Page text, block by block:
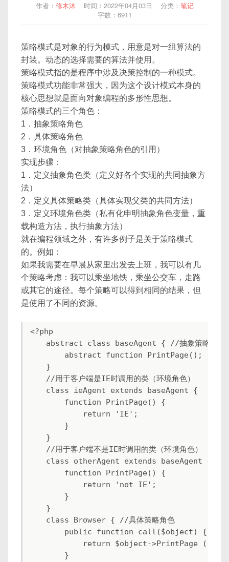
作者： 修木沐 时间：2022年04月03日 分类： 笔记
字数：6911
策略模式是对象的行为模式，用意是对一组算法的
封装。动态的选择需要的算法并使用。
策略模式指的是程序中涉及决策控制的一种模式。
策略模式功能非常强大，因为这个设计模式本身的
核心思想就是面向对象编程的多形性思想。
策略模式的三个角色：
1．抽象策略角色
2．具体策略角色
3．环境角色（对抽象策略角色的引用）
实现步骤：
1．定义抽象角色类（定义好各个实现的共同抽象方
法）
2．定义具体策略类（具体实现父类的共同方法）
3．定义环境角色类（私有化申明抽象角色变量，重
载构造方法，执行抽象方法）
就在编程领域之外，有许多例子是关于策略模式
的。例如：
如果我需要在早晨从家里出发去上班，我可以有几
个策略考虑：我可以乘坐地铁，乘坐公交车，走路
或其它的途径。每个策略可以得到相同的结果，但
是使用了不同的资源。
<?php
    abstract class baseAgent { //抽象策略类
        abstract function PrintPage();
    }
    //用于客户端是IE时调用的类（环境角色）
    class ieAgent extends baseAgent {
        function PrintPage() {
            return 'IE';
        }
    }
    //用于客户端不是IE时调用的类（环境角色）
    class otherAgent extends baseAgent {
        function PrintPage() {
            return 'not IE';
        }
    }
    class Browser { //具体策略角色
        public function call($object) {
            return $object->PrintPage ();
        }